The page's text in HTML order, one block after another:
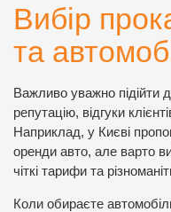
Вибір
та
Важливо уважно підійти
репутацію, відгуки
Наприклад, у Києві
оренди авто, але варто
чіткі тарифи та
Коли обираєте